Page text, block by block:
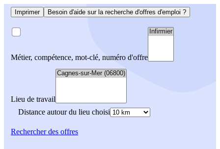
Imprimer Besoin d'aide sur la recherche d'offres d'emploi ?
Métier, compétence, mot-clé, numéro d'offre
Lieu de travail
Distance autour du lieu choisi
Rechercherdes offres